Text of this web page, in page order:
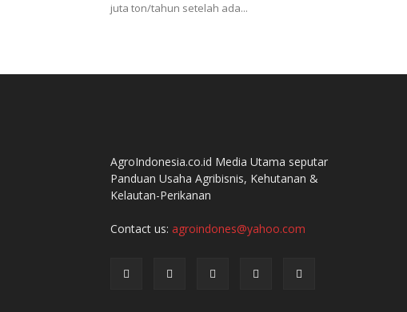
juta ton/tahun setelah ada...
AgroIndonesia.co.id Media Utama seputar
Panduan Usaha Agribisnis, Kehutanan &
Kelautan-Perikanan
Contact us: agroindones@yahoo.com